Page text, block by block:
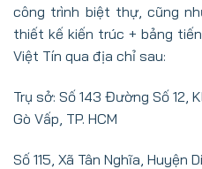
công trình biệt thự, cũng
thiết kế kiến trúc + bảng
Việt Tín qua địa chỉ sau:
Trụ sở: Số 143 Đường Số 12,
Gò Vấp, TP. HCM
Số 115, Xã Tân Nghĩa, Huyện